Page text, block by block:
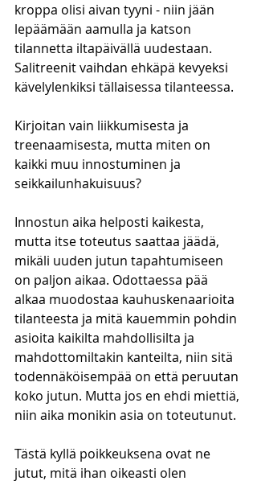
kroppa olisi aivan tyyni - niin jään
lepäämään aamulla ja katson
tilannetta iltapäivällä uudestaan.
Salitreenit vaihdan ehkäpä kevyeksi
kävelylenkiksi tällaisessa tilanteessa.
Kirjoitan vain liikkumisesta ja
treenaamisesta, mutta miten on
kaikki muu innostuminen ja
seikkailunhakuisuus?
Innostun aika helposti kaikesta,
mutta itse toteutus saattaa jäädä,
mikäli uuden jutun tapahtumiseen
on paljon aikaa. Odottaessa pää
alkaa muodostaa kauhuskenaarioita
tilanteesta ja mitä kauemmin pohdin
asioita kaikilta mahdollisilta ja
mahdottomiltakin kanteilta, niin sitä
todennäköisempää on että peruutan
koko jutun. Mutta jos en ehdi miettiä,
niin aika monikin asia on toteutunut.
Tästä kyllä poikkeuksena ovat ne
jutut, mitä ihan oikeasti olen